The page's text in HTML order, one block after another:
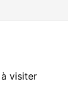
visiter